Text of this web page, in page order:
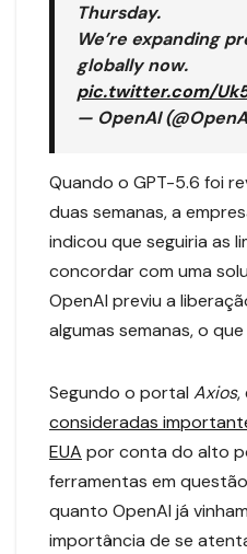
Thursday.
We’re expanding
globally now.
pic.twitter.com/
— OpenAI
Quando o GPT-5.6 foi
duas semanas, a
indicou que seguiria as
concordar com uma
OpenAI previu a
algumas semanas, o
Segundo o portal Axios,
consideradas
EUA por conta do alto
ferramentas em
quanto OpenAI já
importância de se